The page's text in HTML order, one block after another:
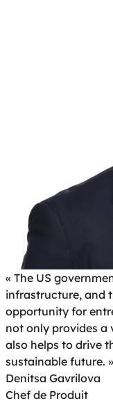
« The US
infrastructure, and
opportunity for
not only provides a
also helps to drive
sustainable future. »
Denitsa Gavrilova
Chef de Produit